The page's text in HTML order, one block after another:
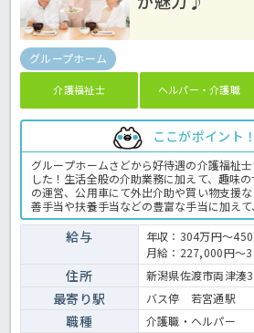
グループホーム
介護福祉士 ヘルパー・介護職
ここがポイント！
グループホームさどから好待遇の介護福祉
した！生活全般の介助業務に加えて、趣味
の運営、公用車にて外出介助や買い物支援
善手当や扶養手当などの豊富な手当に加え
の高支給！頑張り次第では年収400万円以
よ♪年間休日が117日と充実していることや
金など職員思いの福利厚生が充実☆研修も豊
が整っている法人の下で働きませんか？グ
全般です。 ＜介護職 正社員 グループホー
給与
年収：304万円～
月給：227,000円～
住所 新潟県佐渡市両津湊
最寄り駅 バス停 若宮通駅
職種 介護職・ヘルパー